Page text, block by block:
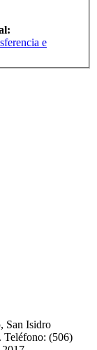
e
San Isidro
Teléfono: (506)